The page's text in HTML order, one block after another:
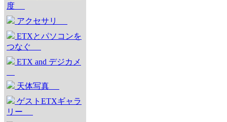
度
アクセサリ
ETXとパソコンを
つなぐ
ETX and デジカメ
天体写真
ゲストETXギャラ
リー